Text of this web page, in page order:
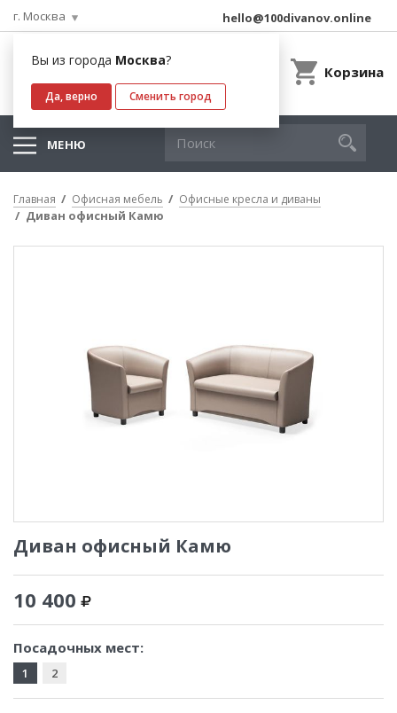
г. Москва
Вы из города Москва?
Да, верно Сменить город
hello@100divanov.online
Корзина
МЕНЮ
Главная Офисная мебель Офисные кресла и диваны
Диван офисный Камю
Диван офисный Камю
10 400
Посадочных мест:
1 2